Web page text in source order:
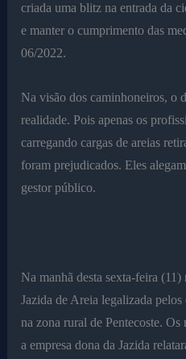
criada uma blitz na entrada da
e manter o cumprimento das
06/2022.
Na visão dos caminhoneiros, o
realidade. Pois apenas os
carregando cargas de areias
foram prejudicados. Eles
gestor público.
Na manhã desta sexta-feira (11)
Jazida de Areia legalizada
na zona rural de Pentecoste.
a empresa dona da Jazida